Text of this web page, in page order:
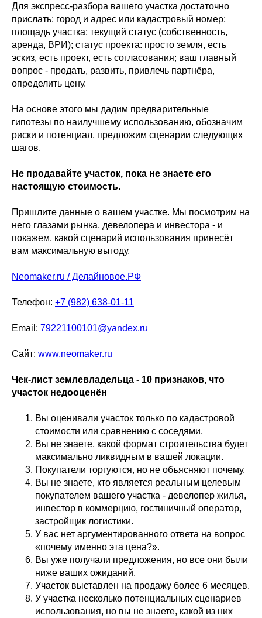
Для экспресс-разбора вашего участка достаточно
прислать: город и адрес или кадастровый номер;
площадь участка; текущий статус (собственность,
аренда, ВРИ); статус проекта: просто земля, есть
эскиз, есть проект, есть согласования; ваш главный
вопрос - продать, развить, привлечь партнёра,
определить цену.
На основе этого мы дадим предварительные
гипотезы по наилучшему использованию, обозначим
риски и потенциал, предложим сценарии следующих
шагов.
Не продавайте участок, пока не знаете его
настоящую стоимость.
Пришлите данные о вашем участке. Мы посмотрим на
него глазами рынка, девелопера и инвестора - и
покажем, какой сценарий использования принесёт
вам максимальную выгоду.
Neomaker.ru / Делайновое.РФ
Телефон: +7 (982) 638-01-11
Email: 79221100101@yandex.ru
Сайт: www.neomaker.ru
Чек-лист землевладельца - 10 признаков, что
участок недооценён
Вы оценивали участок только по кадастровой
стоимости или сравнению с соседями.
Вы не знаете, какой формат строительства будет
максимально ликвидным в вашей локации.
Покупатели торгуются, но не объясняют почему.
Вы не знаете, кто является реальным целевым
покупателем вашего участка - девелопер жилья,
инвестор в коммерцию, гостиничный оператор,
застройщик логистики.
У вас нет аргументированного ответа на вопрос
«почему именно эта цена?».
Вы уже получали предложения, но все они были
ниже ваших ожиданий.
Участок выставлен на продажу более 6 месяцев.
У участка несколько потенциальных сценариев
использования, но вы не знаете, какой из них